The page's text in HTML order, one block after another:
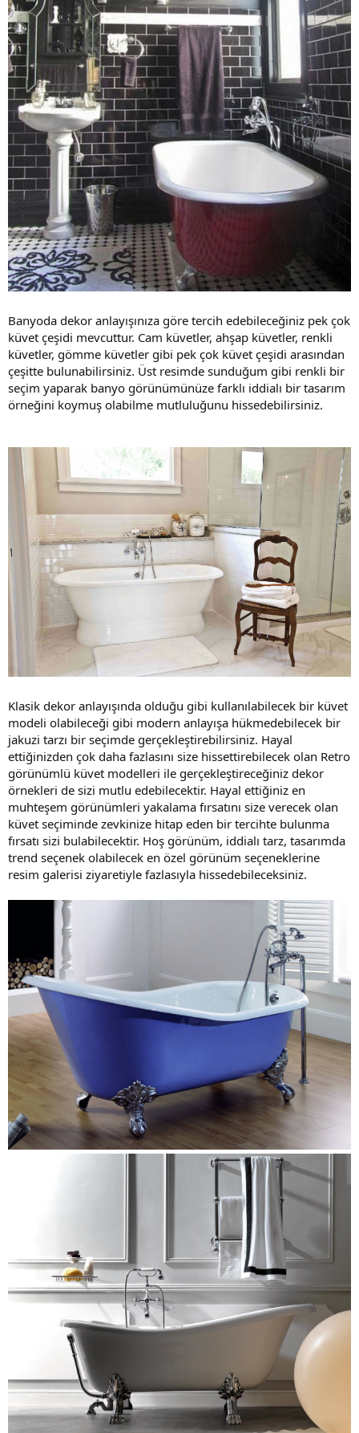
Banyoda dekor anlayışınıza göre tercih edebileceğiniz pek çok
küvet çeşidi mevcuttur. Cam küvetler, ahşap küvetler, renkli
küvetler, gömme küvetler gibi pek çok küvet çeşidi arasından
çeşitte bulunabilirsiniz. Üst resimde sunduğum gibi renkli bir
seçim yaparak banyo görünümünüze farklı iddialı bir tasarım
örneğini koymuş olabilme mutluluğunu hissedebilirsiniz.
Klasik dekor anlayışında olduğu gibi kullanılabilecek bir küvet
modeli olabileceği gibi modern anlayışa hükmedebilecek bir
jakuzi tarzı bir seçimde gerçekleştirebilirsiniz. Hayal
ettiğinizden çok daha fazlasını size hissettirebilecek olan Retro
görünümlü küvet modelleri ile gerçekleştireceğiniz dekor
örnekleri de sizi mutlu edebilecektir. Hayal ettiğiniz en
muhteşem görünümleri yakalama fırsatını size verecek olan
küvet seçiminde zevkinize hitap eden bir tercihte bulunma
fırsatı sizi bulabilecektir. Hoş görünüm, iddialı tarz, tasarımda
trend seçenek olabilecek en özel görünüm seçeneklerine
resim galerisi ziyaretiyle fazlasıyla hissedebileceksiniz.